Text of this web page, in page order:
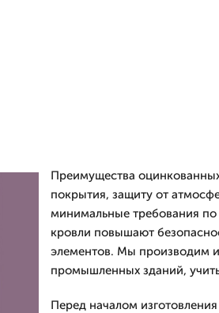
Преимущества
покрытия, защиту от
минимальные требования
кровли повышают
элементов. Мы производим
промышленных зданий,
Перед началом